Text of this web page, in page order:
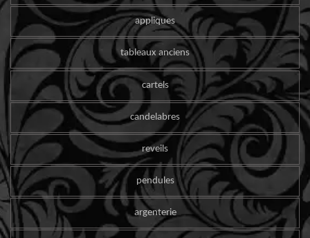
appliques
tableaux anciens
cartels
candelabres
reveils
pendules
argenterie